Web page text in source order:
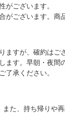
がございます。
ございます。商
ますが、確約はご
す。早朝・夜間
了承ください。
た、持ち帰りや